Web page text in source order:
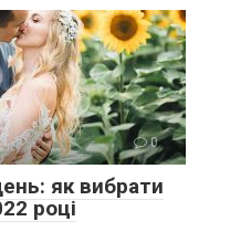
0
як вибрати
році